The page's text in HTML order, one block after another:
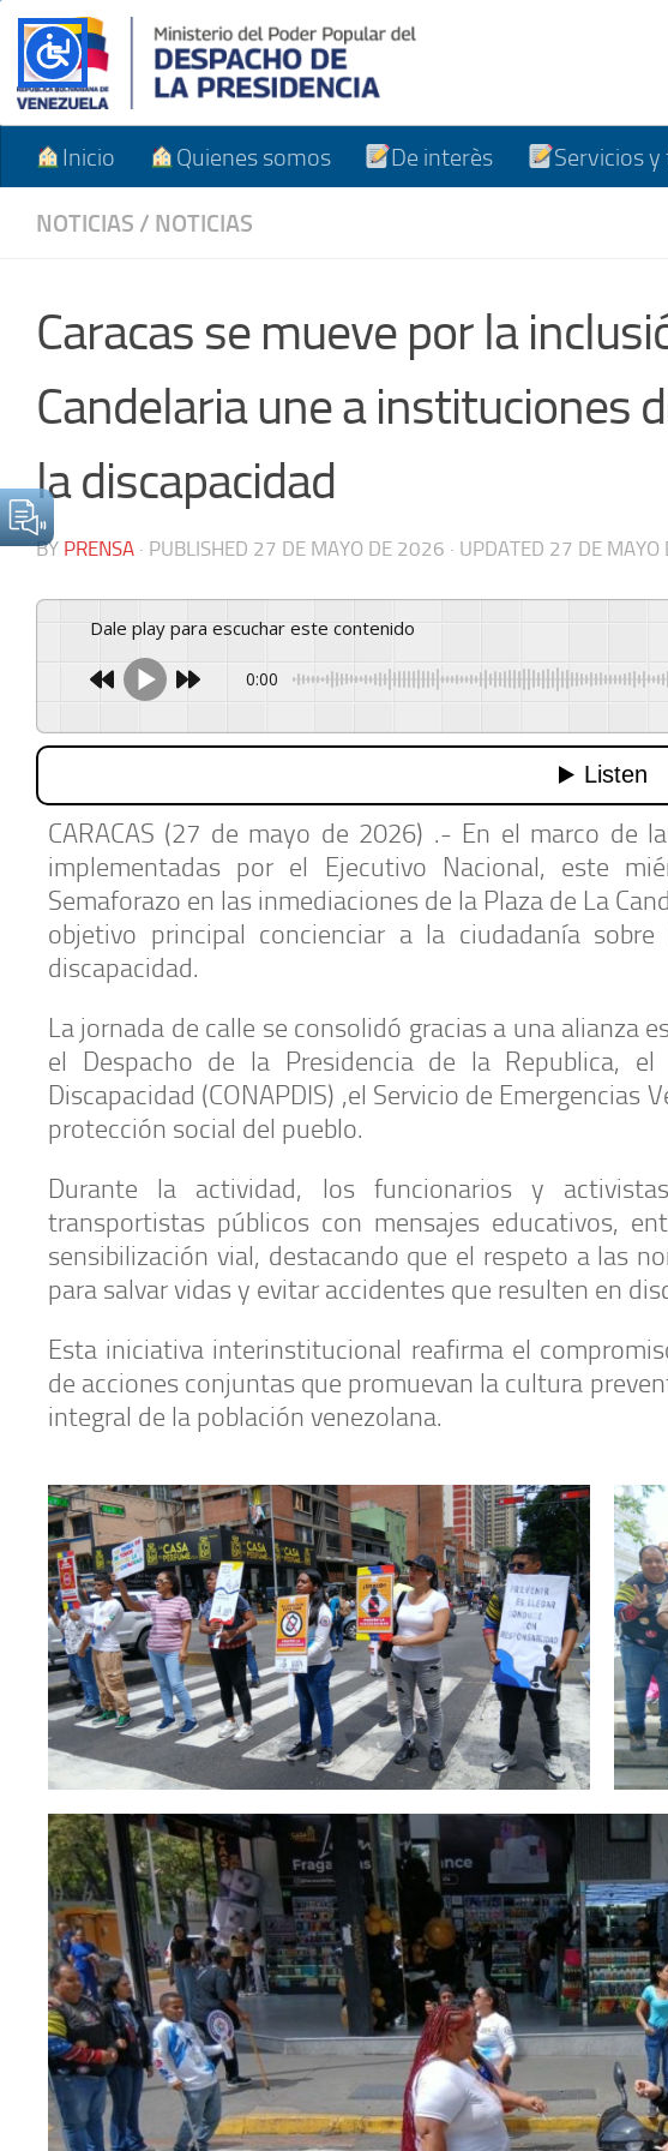
Skip to content
Inicio Quienes somos De interès Servicios
NOTICIAS / NOTICIAS
Caracas se mueve por la
Candelaria une a instituciones
la discapacidad
BY PRENSA · PUBLISHED 27 DE MAYO DE 2026 · UPDATED 27 DE MAYO
Dale play para escuchar este contenido
0:00
CARACAS (27 de mayo de 2026) .- En el marco de
implementadas por el Ejecutivo Nacional, este
Semaforazo en las inmediaciones de la Plaza de La
objetivo principal concienciar a la ciudadanía
discapacidad.
La jornada de calle se consolidó gracias a una alianza
el Despacho de la Presidencia de la Republica,
Discapacidad (CONAPDIS) ,el Servicio de
protección social del pueblo.
Durante la actividad, los funcionarios y
transportistas públicos con mensajes educativos,
sensibilización vial, destacando que el respeto a las
para salvar vidas y evitar accidentes que resulten en
Esta iniciativa interinstitucional reafirma el
de acciones conjuntas que promuevan la cultura
integral de la población venezolana.